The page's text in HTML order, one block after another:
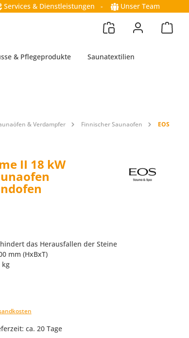
Services & Dienstleistungen - Unser Team
& Pflegeprodukte Saunatextilien
& Verdampfer Finnischer Saunaofen EOS
II 18 kW
das Herausfallen der Steine
mm (HxBxT)
kg
ca. 20 Tage